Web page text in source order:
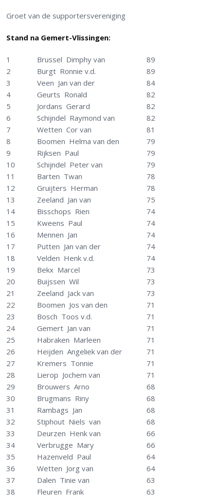
Groet van de supportersvereniging
Stand na Gemert-Vlissingen:
1 Brussel Dimphy van
89
2
Burgt Ronnie v.d.
89
3
Veen Jan van der
84
4
Geurts Ronald
82
5
Jordans Gerard
82
6
Schijndel Raymond van
82
7
Wetten Cor van
81
8
Boomen Helma van den
79
9
Rijksen Paul
79
10
Schijndel Peter van
79
11
Barten Twan
78
12
Gruijters Herman
78
13
Zeeland Jan van
75
14
Bisschops Rien
74
15
Kweens Paul
74
16
Mennen Jan
74
17
Putten Jan van der
74
18
Velden Henk v.d.
74
19
Bekx Marcel
73
20
Buijssen Wil
73
21
Zeeland Jack van
73
22
Boomen Jos van den
71
23
Bosch Toos v.d.
71
24
Gemert Jan van
71
25
Habraken Marleen
71
26
Heijden Angeliek van der
71
27
Kremers Tonnie
71
28
Lierop Jochem van
71
29
Brouwers Arno
68
30
Brugmans Riny
68
31
Rambags Jan
68
32
Stiphout Niels van
68
33
Deurzen Henk van
66
34
Verbrugge Mary
66
35
Hazenveld Paul
64
36
Wetten Jorg van
64
37
Dalen Tinie van
63
38
Fleuren Frank
63